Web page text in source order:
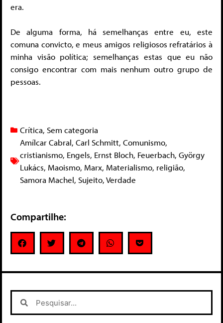
era.
De alguma forma, há semelhanças entre eu, este
comuna convicto, e meus amigos religiosos refratários à
minha visão política; semelhanças estas que eu não
consigo encontrar com mais nenhum outro grupo de
pessoas.
Crítica, Sem categoria
Amílcar Cabral, Carl Schmitt, Comunismo,
cristianismo, Engels, Ernst Bloch, Feuerbach, György
Lukács, Maoismo, Marx, Materialismo, religião,
Samora Machel, Sujeito,Verdade
Compartilhe: